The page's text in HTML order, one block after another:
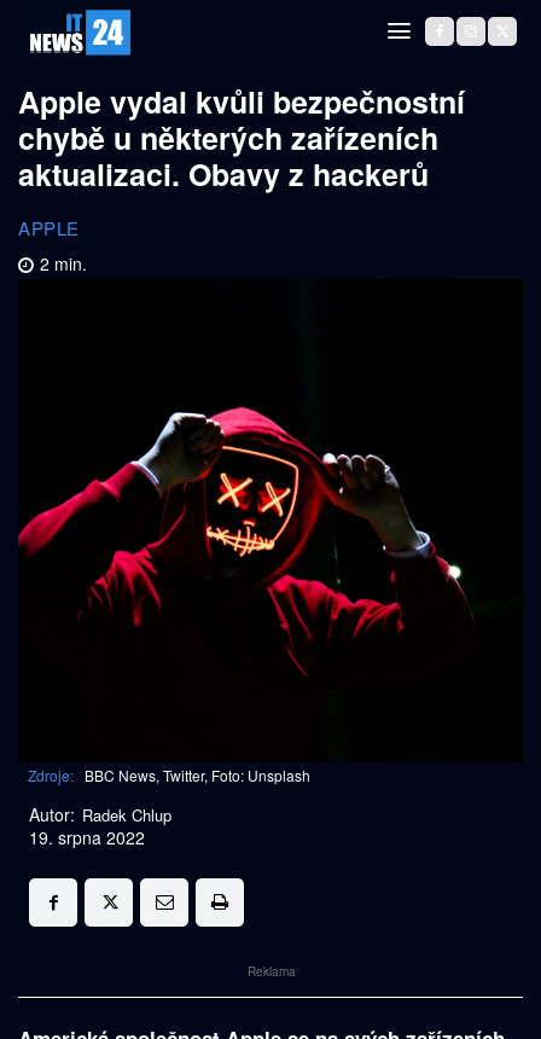
Apple vydal kvůli bezpečnostní
chybě u některých zařízeních
aktualizaci. Obavy z hackerů
APPLE
2 min.
Zdroje: BBC News, Twitter, Foto: Unsplash
Autor: Radek Chlup
19. srpna 2022
Reklama